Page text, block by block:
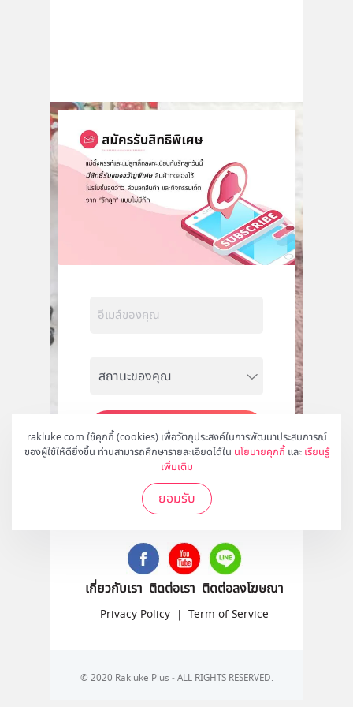
rakluke.com ใช้คุกกี้ (cookies) เพื่อวัตถุประสงค์ในการพัฒนาประสบการณ์
ของผู้ใช้ให้ดียิ่งขึ้น ท่านสามารถศึกษารายละเอียดได้ใน นโยบายคุกกี้ และ เรียนรู้
เพิ่มเติม
ยอมรับ
สมัคร
ติดตามเราได้ที่
เกี่ยวกับเรา ติดต่อเรา ติดต่อลงโฆษณา
Privacy Policy | Term of Service
© 2020 Rakluke Plus - ALL RIGHTS RESERVED.